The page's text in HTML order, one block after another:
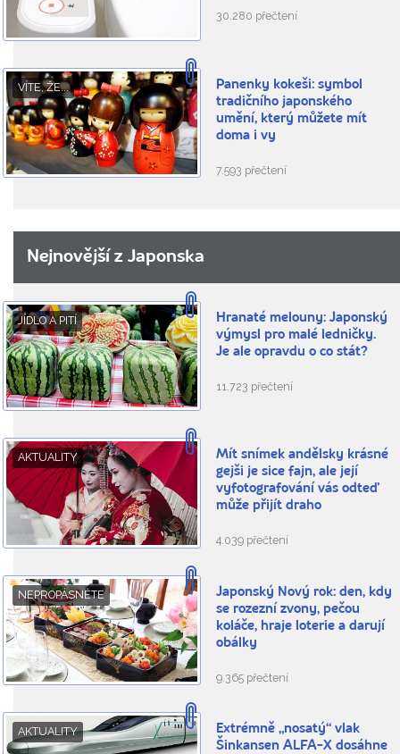
30.280 přečtení
VÍTE, ŽE...
Panenky kokeši: symbol
tradičního japonského
umění, který můžete mít
doma i vy
7.593 přečtení
Nejnovější z Japonska
JÍDLO A PITÍ
Hranaté melouny: Japonský
výmysl pro malé ledničky.
Je ale opravdu o co stát?
11.723 přečtení
AKTUALITY
Mít snímek andělsky krásné
gejši je sice fajn, ale její
vyfotografování vás odteď
může přijít draho
4.039 přečtení
NEPROPÁSNĚTE
Japonský Nový rok: den, kdy
se rozezní zvony, pečou
koláče, hraje loterie a darují
obálky
9.365 přečtení
AKTUALITY
Extrémně „nosatý“ vlak
Šinkansen ALFA-X dosáhne